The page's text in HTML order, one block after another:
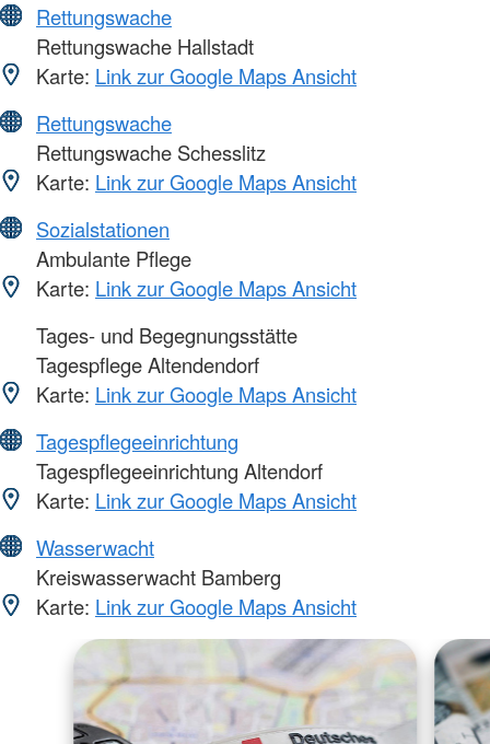
Rettungswache
Rettungswache Hallstadt
Karte: Link zur Google Maps Ansicht
Rettungswache
Rettungswache Schesslitz
Karte: Link zur Google Maps Ansicht
Sozialstationen
Ambulante Pflege
Karte: Link zur Google Maps Ansicht
Tages- und Begegnungsstätte
Tagespflege Altendendorf
Karte: Link zur Google Maps Ansicht
Tagespflegeeinrichtung
Tagespflegeeinrichtung Altendorf
Karte: Link zur Google Maps Ansicht
Wasserwacht
Kreiswasserwacht Bamberg
Karte: Link zur Google Maps Ansicht